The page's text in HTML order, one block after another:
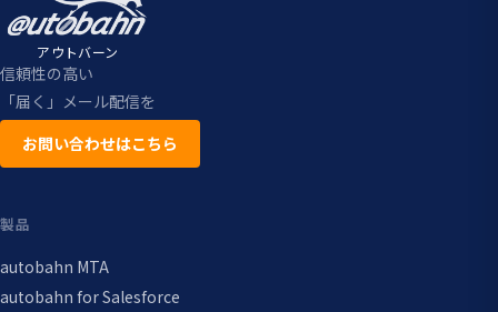
アウトバーン
信頼性の高い
「届く」メール配信を
お問い合わせはこちら
製品
autobahn MTA
autobahn for Salesforce